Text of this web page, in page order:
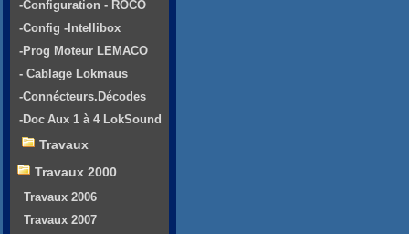
-Configuration - ROCO
-Config -Intellibox
-Prog Moteur LEMACO
- Cablage Lokmaus
-Connécteurs.Décodes
-Doc Aux 1 à 4 LokSound
Travaux
Travaux 2000
Travaux 2006
Travaux 2007